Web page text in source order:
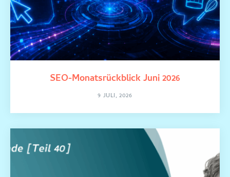
SEO-Monatsrückblick Juni 2026
9 JULI, 2026